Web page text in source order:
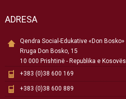
ADRESA
Qendra Social-Edukative «Don Bosko»
Rruga Don Bosko, 15
10 000 Prishtinë - Republika e Kosovës
+383 (0)38 600 169
+383 (0)38 600 889